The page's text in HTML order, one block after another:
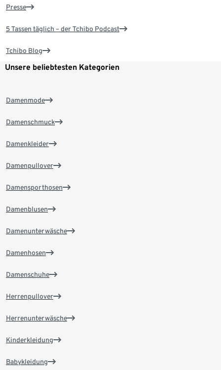
Presse
5 Tassen täglich – der Tchibo Podcast
Tchibo Blog
Unsere beliebtesten Kategorien
Damenmode
Damenschmuck
Damenkleider
Damenpullover
Damensporthosen
Damenblusen
Damenunterwäsche
Damenhosen
Damenschuhe
Herrenpullover
Herrenunterwäsche
Kinderkleidung
Babykleidung